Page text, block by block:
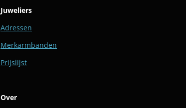
Juweliers
Adressen
Merkarmbanden
Prijslijst
Over